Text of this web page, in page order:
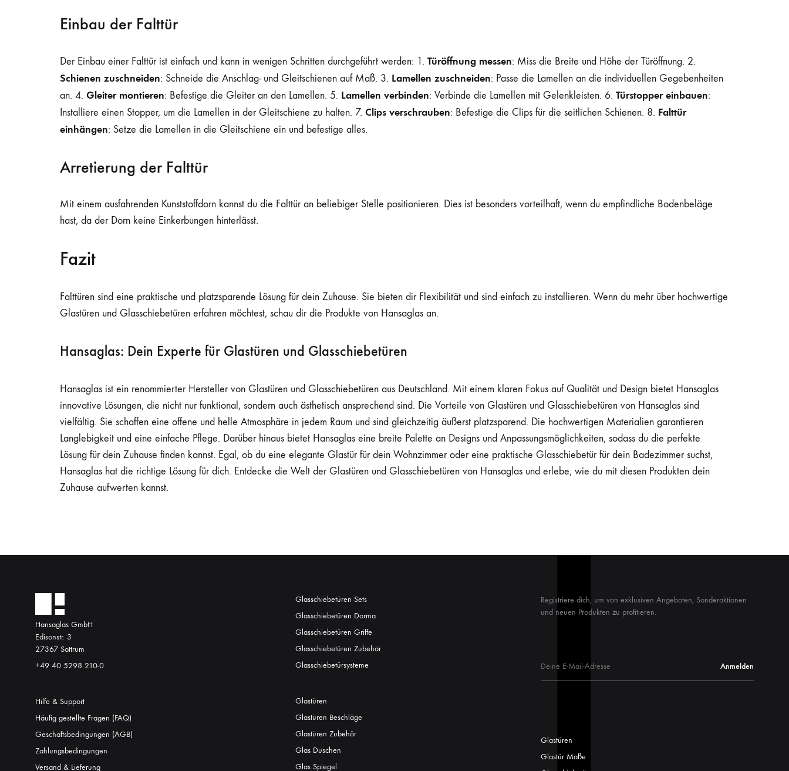
Einbau der Falttür
Der Einbau einer Falttür ist einfach und kann in wenigen Schritten durchgeführt werden: 1. Türöffnung messen: Miss die Breite und Höhe der Türöffnung. 2.
Schienen zuschneiden: Schneide die Anschlag- und Gleitschienen auf Maß. 3. Lamellen zuschneiden: Passe die Lamellen an die individuellen Gegebenheiten
an. 4. Gleiter montieren: Befestige die Gleiter an den Lamellen. 5. Lamellen verbinden: Verbinde die Lamellen mit Gelenkleisten. 6. Türstopper einbauen:
Installiere einen Stopper, um die Lamellen in der Gleitschiene zu halten. 7. Clips verschrauben: Befestige die Clips für die seitlichen Schienen. 8. Falttür
einhängen: Setze die Lamellen in die Gleitschiene ein und befestige alles.
Arretierung der Falttür
Mit einem ausfahrenden Kunststoffdorn kannst du die Falttür an beliebiger Stelle positionieren. Dies ist besonders vorteilhaft, wenn du empfindliche Bodenbeläge
hast, da der Dorn keine Einkerbungen hinterlässt.
Fazit
Falttüren sind eine praktische und platzsparende Lösung für dein Zuhause. Sie bieten dir Flexibilität und sind einfach zu installieren. Wenn du mehr über hochwertige
Glastüren und Glasschiebetüren erfahren möchtest, schau dir die Produkte von Hansaglas an.
Hansaglas: Dein Experte für Glastüren und Glasschiebetüren
Hansaglas ist ein renommierter Hersteller von Glastüren und Glasschiebetüren aus Deutschland. Mit einem klaren Fokus auf Qualität und Design bietet Hansaglas
innovative Lösungen, die nicht nur funktional, sondern auch ästhetisch ansprechend sind. Die Vorteile von Glastüren und Glasschiebetüren von Hansaglas sind
vielfältig. Sie schaffen eine offene und helle Atmosphäre in jedem Raum und sind gleichzeitig äußerst platzsparend. Die hochwertigen Materialien garantieren
Langlebigkeit und eine einfache Pflege. Darüber hinaus bietet Hansaglas eine breite Palette an Designs und Anpassungsmöglichkeiten, sodass du die perfekte
Lösung für dein Zuhause finden kannst. Egal, ob du eine elegante Glastür für dein Wohnzimmer oder eine praktische Glasschiebetür für dein Badezimmer suchst,
Hansaglas hat die richtige Lösung für dich. Entdecke die Welt der Glastüren und Glasschiebetüren von Hansaglas und erlebe, wie du mit diesen Produkten dein
Zuhause aufwerten kannst.
Hansaglas GmbH
Edisonstr. 3
27367 Sottrum
+49 40 5298 210-0
Hilfe & Support
Häufig gestellte Fragen (FAQ)
Geschäftsbedingungen (AGB)
Zahlungsbedingungen
Versand & Lieferung
Glasschiebetüren Sets
Glasschiebetüren Dorma
Glasschiebetüren Griffe
Glasschiebetüren Zubehör
Glasschiebetürsysteme
Glastüren
Glastüren Beschläge
Glastüren Zubehör
Glas Duschen
Glas Spiegel
Registriere dich, um von exklusiven Angeboten, Sonderaktionen
und neuen Produkten zu profitieren.
Glastüren
Glastür Maße